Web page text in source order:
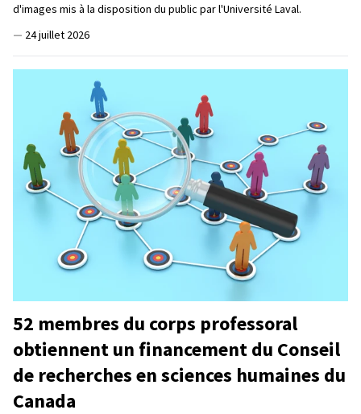
d'images mis à la disposition du public par l'Université Laval.
— 24 juillet 2026
52 membres du corps professoral
obtiennent un financement du Conseil
de recherches en sciences humaines du
Canada